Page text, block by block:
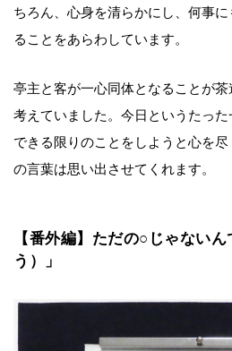
ちろん、心身を清らかにし、何事
ることをあらわしています。
亭主と客が一心同体となることが
考えていました。今日というたっ
できる限りのことをしようと心を
の言葉は思い出させてくれます。
【番外編】ただの○じゃない
う）」